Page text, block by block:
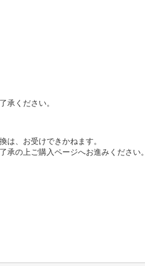
承ください。
は、お受けできかねます。
承の上ご購入ページへお進みください。